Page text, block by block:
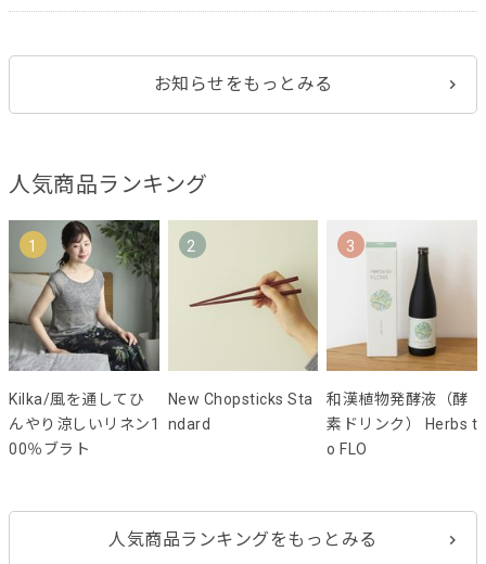
お知らせをもっとみる
人気商品ランキング
1
Kilka/風を通してひ
んやり涼しいリネン1
00％ブラト
2
New Chopsticks Sta
ndard
3
和漢植物発酵液（酵
素ドリンク） Herbs t
o FLO
人気商品ランキングをもっとみる